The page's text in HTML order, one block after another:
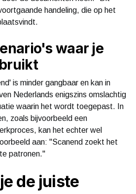
handeling, die op het
waar je
is minder gangbaar en kan in
Nederlands enigszins omslachtig
waarin het wordt toegepast. In
zoals bijvoorbeeld een
kan het echter wel
aan: "Scanend zoekt het
patronen."
de juiste